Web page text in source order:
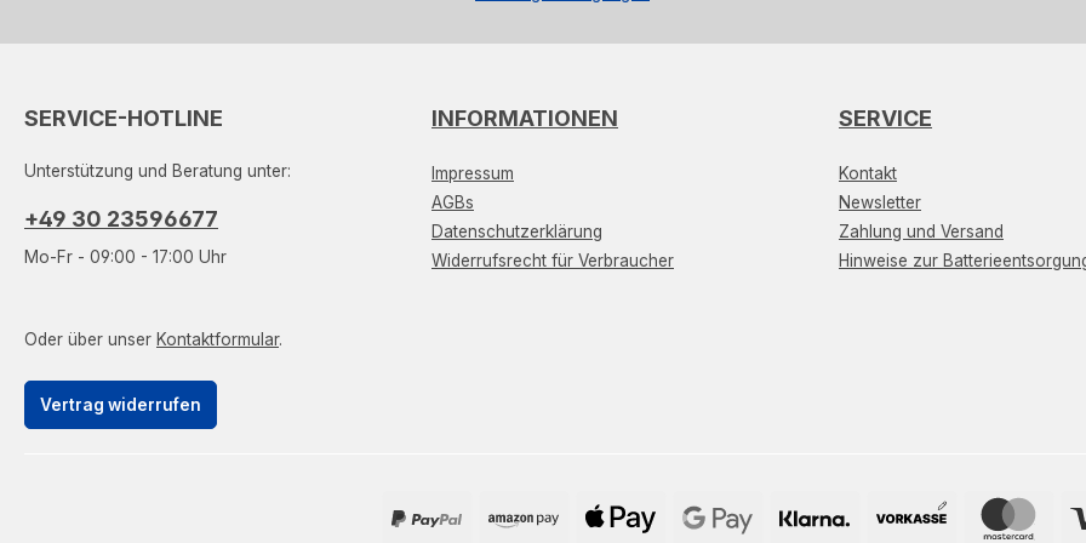
SERVICE-HOTLINE
Unterstützung und Beratung unter:
+49 30 23596677
Mo-Fr - 09:00 - 17:00 Uhr
Oder über unser Kontaktformular.
Vertrag widerrufen
INFORMATIONEN
Impressum
AGBs
Datenschutzerklärung
Widerrufsrecht für Verbraucher
SERVICE
Kontakt
Newsletter
Zahlung und Versand
Hinweise zur